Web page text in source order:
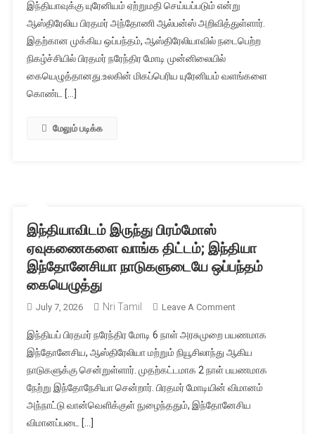
ஆஸ்திரேலிய
பிரதமர்
அல்பானிஸ்
இந்தியாவுக்கு யுரேனியம் ஏற்றுமதி செய்யப்படும் என்று
ஆஸ்திரேலிய பிரதமர் அந்தோணி ஆல்பன்ஸ் அறிவித்துள்ளார்.
இதற்கான முக்கிய ஒப்பந்தம், ஆஸ்திரேலியாவில் நடைபெற்ற
நிகழ்ச்சியில் பிரதமர் நரேந்திர மோடி முன்னிலையில்
கையெழுத்தானது.உலகின் மிகப்பெரிய யுரேனியம் வளங்களை
கொண்ட […]
மேலும் படிக்க
இந்தியாவிடம் இருந்து பிரம்மோஸ்
ஏவுகணைகளை வாங்க திட்டம்; இந்தியா
இந்தோனேசியா நாடுகளுடையே ஒப்பந்தம்
கையெழுத்து
July 7, 2026 Nri Tamil Leave A CommentOn
இருந்து
பிரம்மோஸ்
ஏவுகணைகளை
வாங்க
திட்டம்;
இந்தியப் பிரதமர் நரேந்திர மோடி 6 நாள் அரசுமுறை பயணமாக
இந்தோனேசிய, ஆஸ்திரேலியா மற்றும் நியூசிலாந்து ஆகிய
நாடுகளுக்கு சென்றுள்ளார். முதற்கட்டமாக 2 நாள் பயணமாக
நேற்று இந்தோநேசியா சென்றார். பிரதமர் மோடியின் விமானம்
அந்நாட்டு வான்வெளிக்குள் நுழைந்ததும், இந்தோனேசிய
விமானப்படை […]